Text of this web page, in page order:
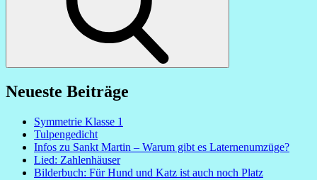
Neueste Beiträge
Symmetrie Klasse 1
Tulpengedicht
Infos zu Sankt Martin – Warum gibt es Laternenumzüge?
Lied: Zahlenhäuser
Bilderbuch: Für Hund und Katz ist auch noch Platz